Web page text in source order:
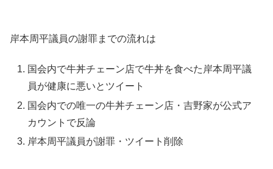
岸本周平議員の謝罪までの流れは
国会内で牛丼チェーン店で牛丼を食べた岸本周平議
員が健康に悪いとツイート
国会内での唯一の牛丼チェーン店・吉野家が公式ア
カウントで反論
岸本周平議員が謝罪・ツイート削除